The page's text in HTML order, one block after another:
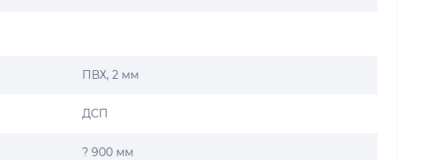
ПВХ, 2 мм
ДСП
? 900 мм